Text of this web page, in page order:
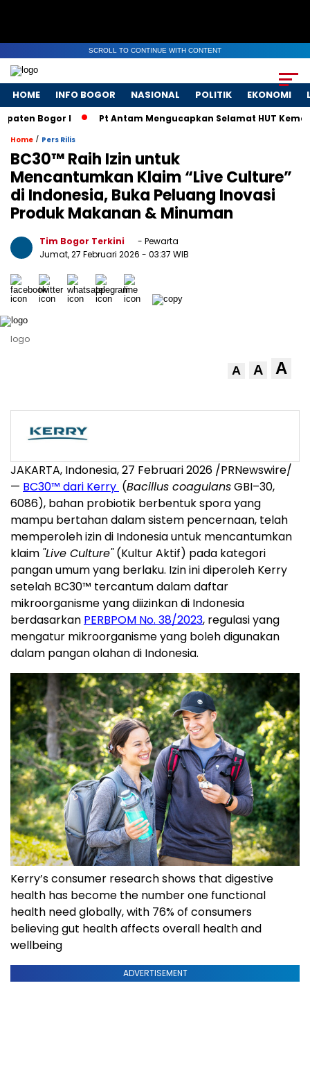
SCROLL TO CONTINUE WITH CONTENT
HOME INFO BOGOR NASIONAL POLITIK EKONOMI
Bogor I Pt Antam Mengucapkan Selamat HUT
Home / Pers Rilis
BC30™ Raih Izin untuk
Mencantumkan Klaim “Live Culture”
di Indonesia, Buka Peluang Inovasi
Produk Makanan & Minuman
Tim Bogor Terkini
- Pewarta
Jumat, 27 Februari 2026 - 03:37 WIB
logo
A A A
JAKARTA, Indonesia, 27 Februari 2026 /PRNewswire/
— BC30™ dari Kerry (Bacillus coagulansGBI–30,
6086), bahan probiotik berbentuk spora yang
mampu bertahan dalam sistem pencernaan, telah
memperoleh izin di Indonesia untuk mencantumkan
klaim "Live Culture"(Kultur Aktif) pada kategori
pangan umum yang berlaku. Izin ini diperoleh Kerry
setelah BC30™ tercantum dalam daftar
mikroorganisme yang diizinkan di Indonesia
berdasarkan PERBPOM No. 38/2023, regulasi yang
mengatur mikroorganisme yang boleh digunakan
dalam pangan olahan di Indonesia.
Kerry’s consumer research shows that digestive
health has become the number one functional
health need globally, with 76% of consumers
believing gut health affects overall health and
wellbeing
ADVERTISEMENT